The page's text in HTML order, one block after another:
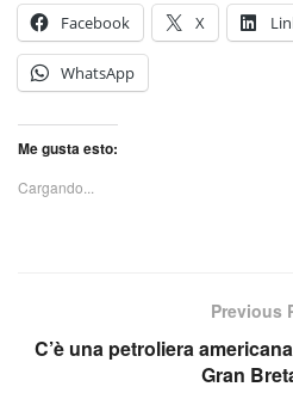
Facebook
X
WhatsApp
Me gusta esto:
Cargando...
Previous
C’è una petroliera
Gran